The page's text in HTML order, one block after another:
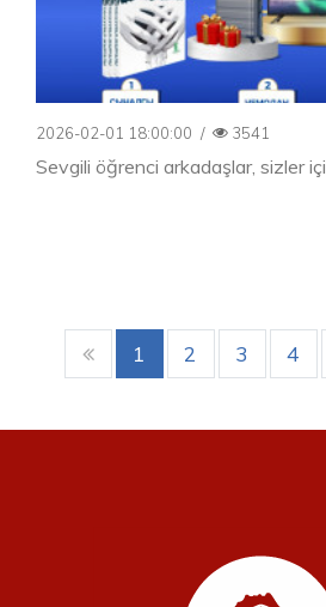
2026-02-01 18:00:00 / 3541
Sevgili öğrenci arkadaşlar, sizler
1 2 3 4